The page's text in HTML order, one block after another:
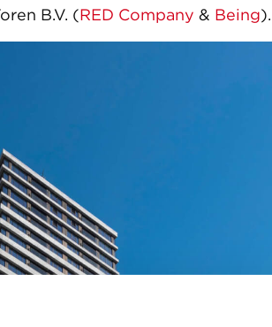
B.V. (RED Company & Being).